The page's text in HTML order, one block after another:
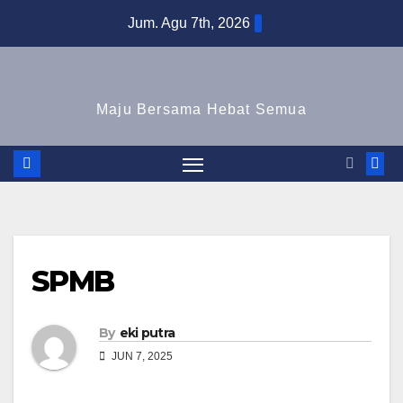
Jum. Agu 7th, 2026
Maju Bersama Hebat Semua
SPMB
By eki putra
JUN 7, 2025